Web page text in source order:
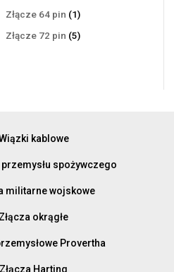
produkty
Złącze 64 pin 11
produkt
Złącze 72 pin 55
kablowe
przemysłu spożywczego
militarne wojskowe
Złącza okrągłe
Provertha
Złącza Harting